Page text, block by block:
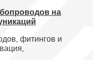
на
фитингов и